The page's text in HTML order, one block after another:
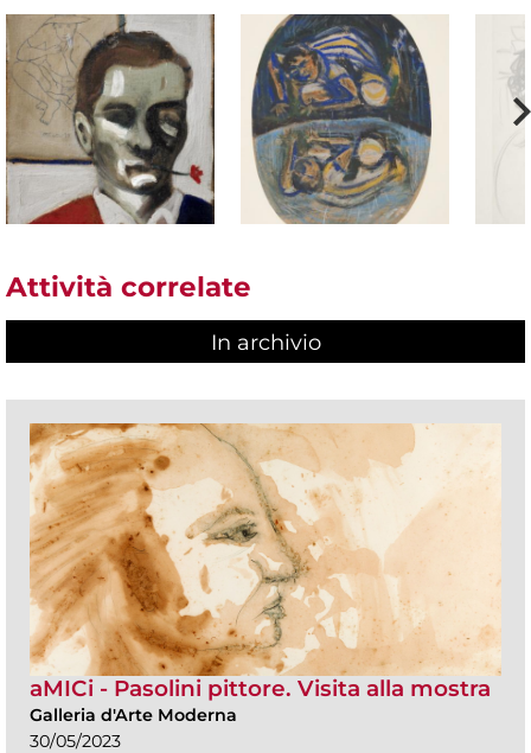
Attività correlate
In archivio
aMICi - Pasolini pittore. Visita alla mostra
Galleria d'Arte Moderna
30/05/2023